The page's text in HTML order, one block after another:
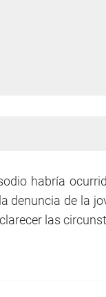
habría
denuncia de la
las